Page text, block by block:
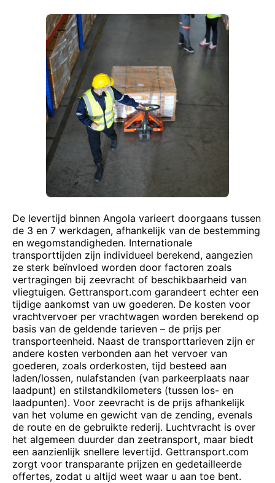
De levertijd binnen Angola varieert doorgaans tussen
de 3 en 7 werkdagen, afhankelijk van de bestemming
en wegomstandigheden. Internationale
transporttijden zijn individueel berekend, aangezien
ze sterk beïnvloed worden door factoren zoals
vertragingen bij zeevracht of beschikbaarheid van
vliegtuigen. Gettransport.com garandeert echter een
tijdige aankomst van uw goederen. De kosten voor
vrachtvervoer per vrachtwagen worden berekend op
basis van de geldende tarieven – de prijs per
transporteenheid. Naast de transporttarieven zijn er
andere kosten verbonden aan het vervoer van
goederen, zoals orderkosten, tijd besteed aan
laden/lossen, nulafstanden (van parkeerplaats naar
laadpunt) en stilstandkilometers (tussen los- en
laadpunten). Voor zeevracht is de prijs afhankelijk
van het volume en gewicht van de zending, evenals
de route en de gebruikte rederij. Luchtvracht is over
het algemeen duurder dan zeetransport, maar biedt
een aanzienlijk snellere levertijd. Gettransport.com
zorgt voor transparante prijzen en gedetailleerde
offertes, zodat u altijd weet waar u aan toe bent.